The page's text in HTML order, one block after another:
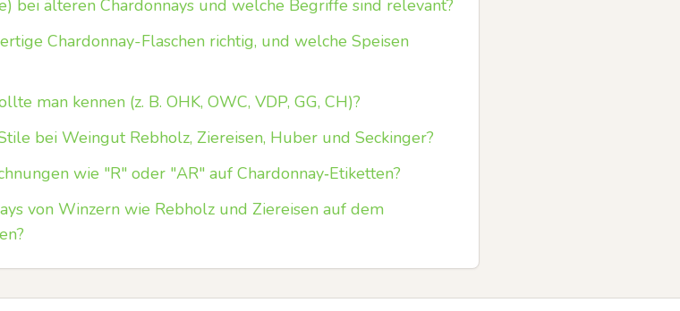
bei älteren Chardonnays und welche Begriffe sind relevant?
Chardonnay-Flaschen richtig, und welche Speisen
man kennen (z. B. OHK, OWC, VDP, GG, CH)?
bei Weingut Rebholz, Ziereisen, Huber und Seckinger?
wie "R" oder "AR" auf Chardonnay‑Etiketten?
von Winzern wie Rebholz und Ziereisen auf dem